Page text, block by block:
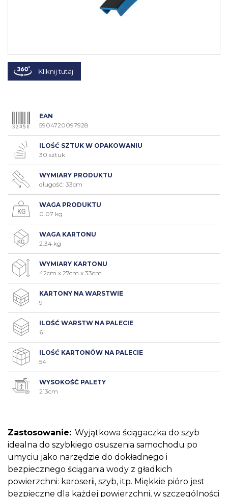
EAN
5904720097928
ILOŚĆ SZTUK W OPAKOWANIU
30 sztuk
WYMIARY PRODUKTU
długość: 33cm
WAGA PRODUKTU
0.07 kg
WAGA KARTONU
2.34 kg
WYMIARY KARTONU
42cm x 27cm x 33cm
KARTONY NA WARSTWIE
9
ILOŚĆ WARSTW NA PALECIE
6
ILOŚĆ KARTONÓW NA PALECIE
54
WYSOKOŚĆ PALETY
213cm
Kliknij tutaj
Zastosowanie: Wyjątkowa ściągaczka do szyb
idealna do szybkiego osuszenia samochodu po
umyciu jako narzędzie do dokładnego i
bezpiecznego ściągania wody z gładkich
powierzchni: karoserii, szyb, itp. Miękkie pióro jest
bezpieczne dla każdej powierzchni, w szczególności